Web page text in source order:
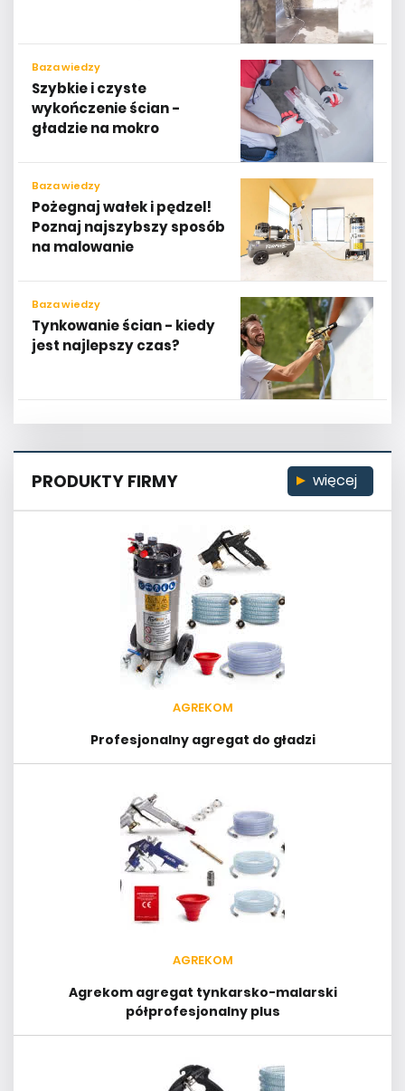
Baza wiedzy
Szybkie i czyste
wykończenie ścian -
gładzie na mokro
Baza wiedzy
Pożegnaj wałek i pędzel!
Poznaj najszybszy sposób
na malowanie
Baza wiedzy
Tynkowanie ścian - kiedy
jest najlepszy czas?
PRODUKTY FIRMY więcej
AGREKOM
Profesjonalny agregat do gładzi
AGREKOM
Agrekom agregat tynkarsko-malarski
półprofesjonalny plus